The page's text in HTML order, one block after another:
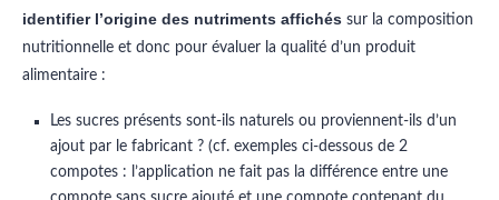
identifier l’origine des nutriments affichés sur la composition
nutritionnelle et donc pour évaluer la qualité d’un produit
alimentaire :
Les sucres présents sont-ils naturels ou proviennent-ils d’un
ajout par le fabricant ? (cf. exemples ci-dessous de 2
compotes : l’application ne fait pas la différence entre une